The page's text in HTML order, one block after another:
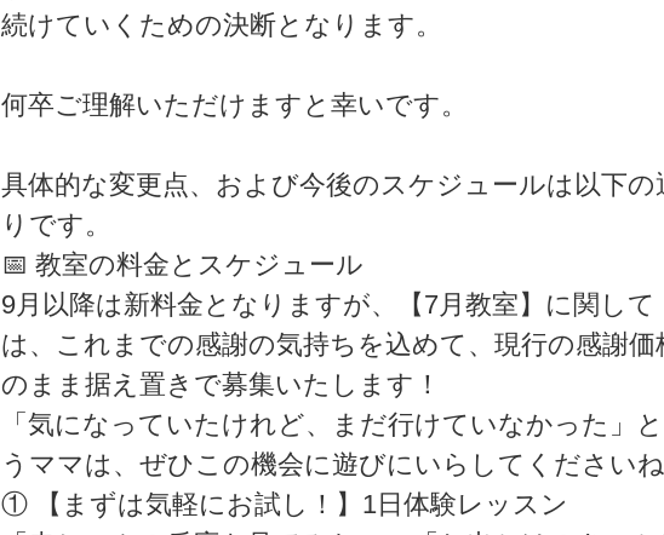
続けていくための決断となります。
何卒ご理解いただけますと幸いです。
具体的な変更点、および今後のスケジュールは以下の
りです。
📅 教室の料金とスケジュール
9月以降は新料金となりますが、【7月教室】に関して
は、これまでの感謝の気持ちを込めて、現行の感謝価
のまま据え置きで募集いたします！
「気になっていたけれど、まだ行けていなかった」
うママは、ぜひこの機会に遊びにいらしてくださいね
① 【まずは気軽にお試し！】1日体験レッスン